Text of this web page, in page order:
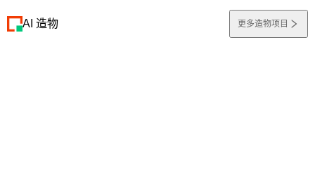
AI 造物 更多造物项目